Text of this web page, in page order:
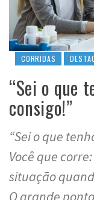
CORRIDAS
“Sei o que
consigo!”
“Sei o que
Você que
situação
O grande